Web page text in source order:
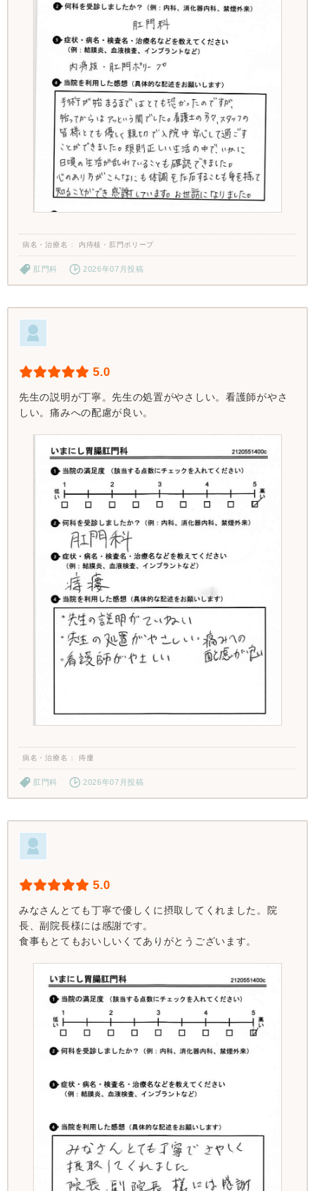
病名・治療名 内痔核・肛門ポリープ
肛門科 2026年07月投稿
5.0
先生の説明が丁寧。先生の処置がやさしい。看護師がやさ
しい。痛みへの配慮が良い。
病名・治療名 痔瘻
肛門科 2026年07月投稿
5.0
みなさんとても丁寧で優しくに摂取してくれました。院
長、副院長様には感謝です。
食事もとてもおいしいくてありがとうございます。